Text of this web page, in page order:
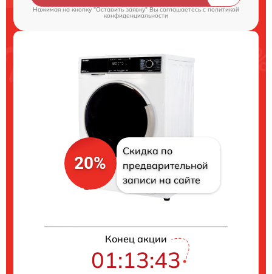
Нажимая на кнопку "Оставить заявку" Вы соглашаетесь cполитикой
конфиденциальности
20%
Скидка по
предварительной
записи на сайте
Конец акции
01:13:42